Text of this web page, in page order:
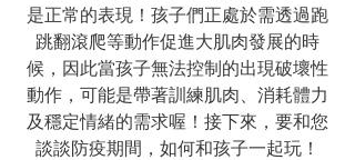
是正常的表現！孩子們正處於需透過跑
跳翻滾爬等動作促進大肌肉發展的時
候，因此當孩子無法控制的出現破壞性
動作，可能是帶著訓練肌肉、消耗體力
及穩定情緒的需求喔！接下來，要和您
談談防疫期間，如何和孩子一起玩！